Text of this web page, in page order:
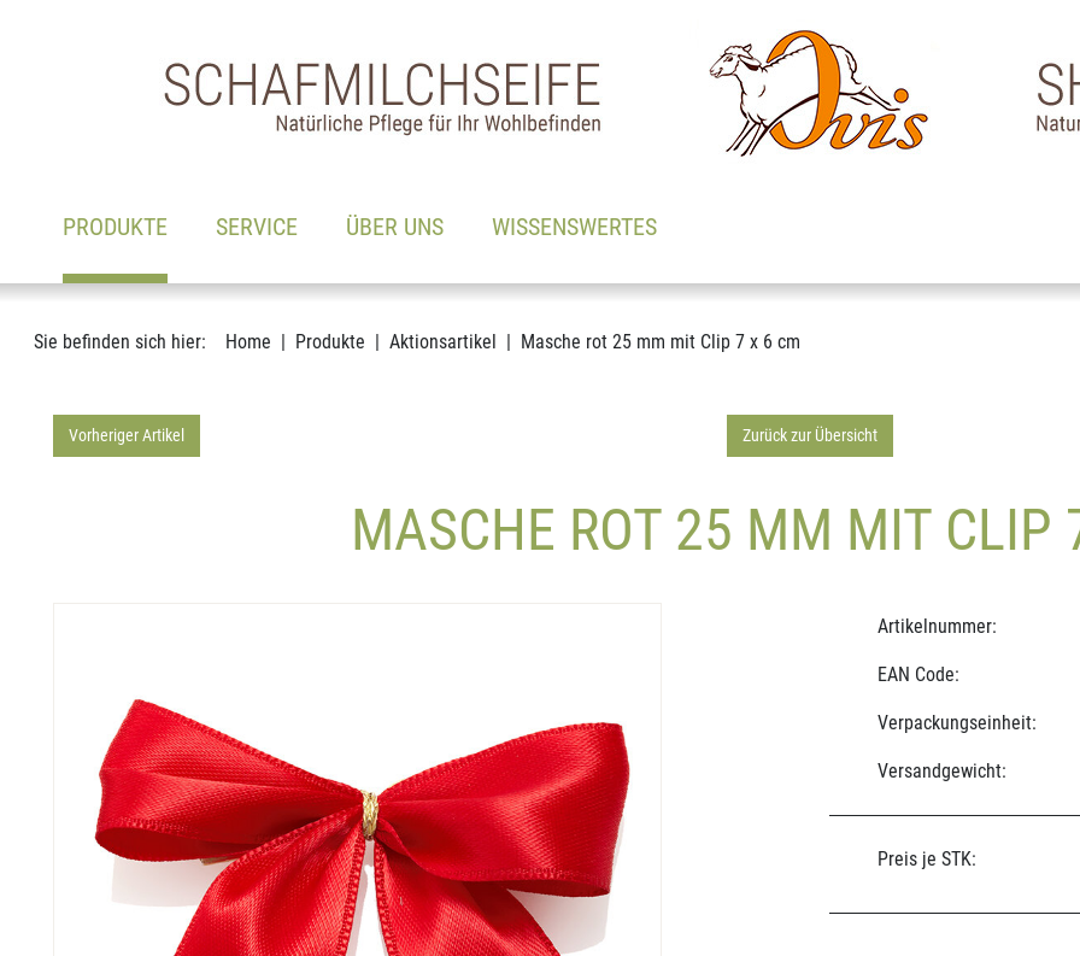
PRODUKTE (AKTIV)SERVICE ÜBER UNS WISSENSWERTES
Sie befinden sich hier: Home Produkte Aktionsartikel Masche rot 25 mm mit Clip 7 x 6 cm
Vorheriger Artikel Zurück zur Übersicht
MASCHE ROT 25 MM MIT CLIP
Artikelnummer:
EAN Code:
Verpackungseinheit:
Versandgewicht:
Preis je STK: